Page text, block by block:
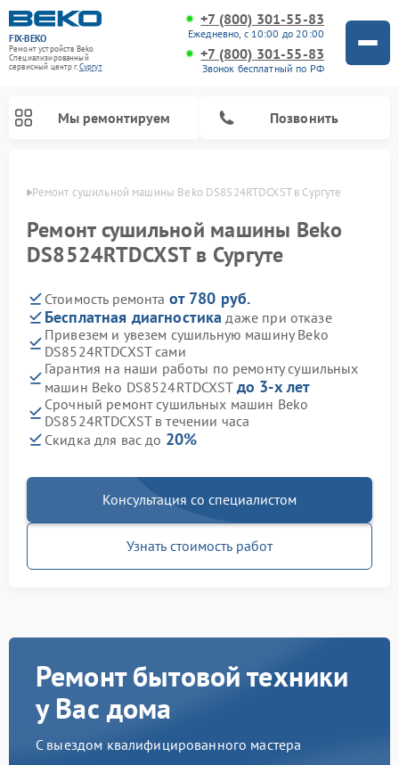
FIX-BEKO
Ремонт устройств Beko
Специализированный
cервисный центр г.Сургут
+7 (800) 301-55-83
Ежедневно, с 10:00 до 20:00
+7 (800) 301-55-83
Звонок бесплатный по РФ
Мы ремонтируем Позвонить
Ремонт сушильной машины Beko DS8524RTDCXST в Сургуте
Ремонт сушильной машины Beko
DS8524RTDCXST в Сургуте
Стоимость ремонта от 780 руб.
Бесплатная диагностика даже при отказе
Привезем и увезем сушильную машину Beko
DS8524RTDCXST сами
Гарантия на наши работы по ремонту сушильных
машин Beko DS8524RTDCXST до 3-х лет
Срочный ремонт сушильных машин Beko
DS8524RTDCXST в течении часа
Скидка для вас до 20%
Консультация со специалистом
Узнать стоимость работ
Ремонт бытовой техники
у Вас дома
С выездом квалифицированного мастера